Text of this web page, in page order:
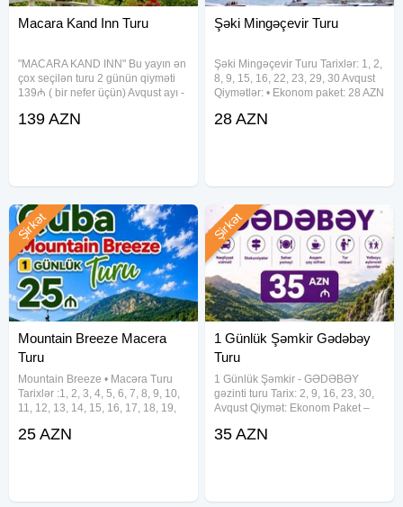
Macara Kand Inn Turu
"MACARA KAND INN" Bu yayın ən
çox seçilən turu 2 günün qiyməti
139₼ ( bir nefer üçün) Avqust ayı -
tarixləri: • 6-7, 7-8 Avqust • 13-14,
139 AZN
Şəki Mingəçevir Turu
Şəki Mingəçevir Turu Tarixlər: 1, 2,
8, 9, 15, 16, 22, 23, 29, 30 Avqust
Qiymətlər: • Ekonom paket: 28 AZN
yeməyi daxil) Qiymətə daxildir: •
28 AZN
Mountain Breeze Macera
Turu
Mountain Breeze • Macəra Turu
Tarixlər :1, 2, 3, 4, 5, 6, 7, 8, 9, 10,
11, 12, 13, 14, 15, 16, 17, 18, 19,
29, 30, 31 Avqust Qiymət: Ekonom
Şirkət
25 AZN
1 Günlük Şəmkir Gədəbəy
Turu
1 Günlük Şəmkir - GƏDƏBƏY
gəzinti turu Tarix: 2, 9, 16, 23, 30,
Avqust Qiymət: Ekonom Paket –
— Qiymətə daxildir: Nəqliyyat
Şirkət
35 AZN